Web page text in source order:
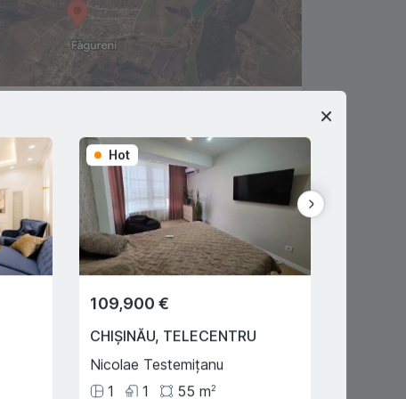
SUBURBIE
STRASENI
Fagureni
Calmis Nicolae 060601777
Agent imobiliar
Hot
109,900 €
CHIȘINĂU, TELECENTRU
Nicolae Testemițanu
1
1 55 m2